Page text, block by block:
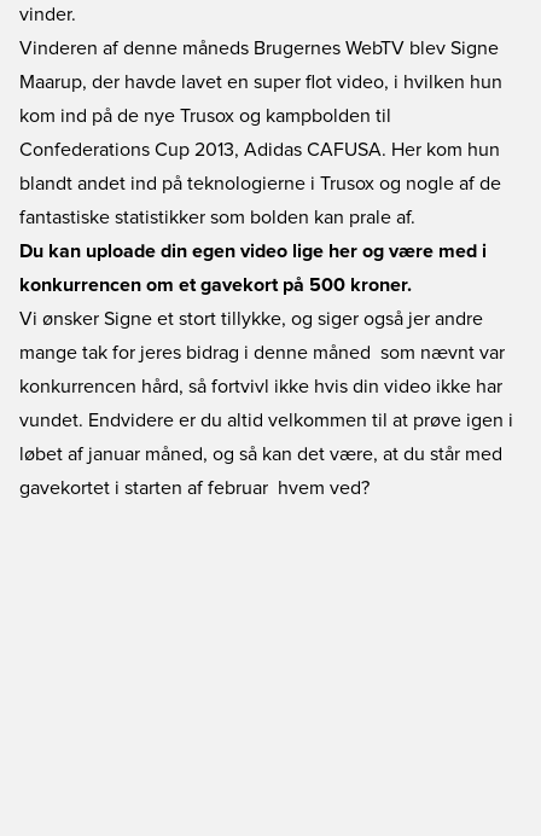
vinder.
Vinderen af denne måneds Brugernes WebTV blev Signe
Maarup, der havde lavet en super flot video, i hvilken hun
kom ind på de nye Trusox og kampbolden til
Confederations Cup 2013, Adidas CAFUSA. Her kom hun
blandt andet ind på teknologierne i Trusox og nogle af de
fantastiske statistikker som bolden kan prale af.
Du kan uploade din egen video lige her og være med i
konkurrencen om et gavekort på 500 kroner.
Vi ønsker Signe et stort tillykke, og siger også jer andre
mange tak for jeres bidrag i denne måned  som nævnt var
konkurrencen hård, så fortvivl ikke hvis din video ikke har
vundet. Endvidere er du altid velkommen til at prøve igen i
løbet af januar måned, og så kan det være, at du står med
gavekortet i starten af februar  hvem ved?